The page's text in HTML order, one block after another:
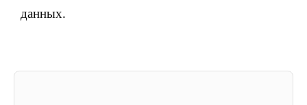
данных.